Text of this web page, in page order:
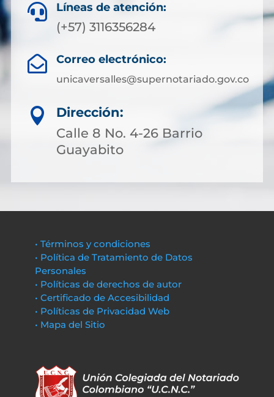
 Líneas de atención:
(+57) 3116356284
 Correo electrónico:
unicaversalles@supernotariado.gov.co

Dirección:
Calle 8 No. 4-26 Barrio
Guayabito
• Términos y condiciones
• Política de Tratamiento de Datos
Personales
• Políticas de derechos de autor
• Certificado de Accesibilidad
• Políticas de Privacidad Web
• Mapa del Sitio